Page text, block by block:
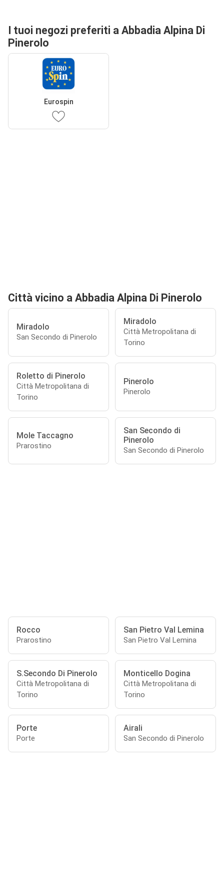
I tuoi negozi preferiti a Abbadia Alpina Di
Pinerolo
Eurospin
Città vicino a Abbadia Alpina Di Pinerolo
Miradolo
San Secondo di Pinerolo
Miradolo
Città Metropolitana di
Torino
Roletto di Pinerolo
Città Metropolitana di
Torino
Pinerolo
Pinerolo
Mole Taccagno
Prarostino
San Secondo di
Pinerolo
San Secondo di Pinerolo
Rocco
Prarostino
San Pietro Val Lemina
San Pietro Val Lemina
S.Secondo Di Pinerolo
Città Metropolitana di
Torino
Monticello Dogina
Città Metropolitana di
Torino
Porte
Porte
Airali
San Secondo di Pinerolo